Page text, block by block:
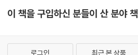
이 책을 구입하신 분들이 산 분야 책
로그인 최근 본 상품